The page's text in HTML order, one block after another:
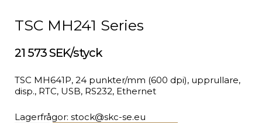
TSC MH241 Series
21 573 SEK/styck
TSC MH641P, 24 punkter/mm (600 dpi), upprullare,
disp., RTC, USB, RS232, Ethernet
Lagerfrågor: stock@skc-se.eu